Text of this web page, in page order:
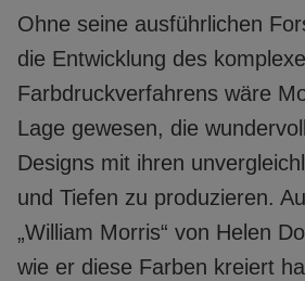
Ohne seine ausführlichen
die Entwicklung des
Farbdruckverfahrens wäre
Lage gewesen, die
Designs mit ihren
und Tiefen zu produzieren.
„William Morris“ von Helen
wie er diese Farben kreiert